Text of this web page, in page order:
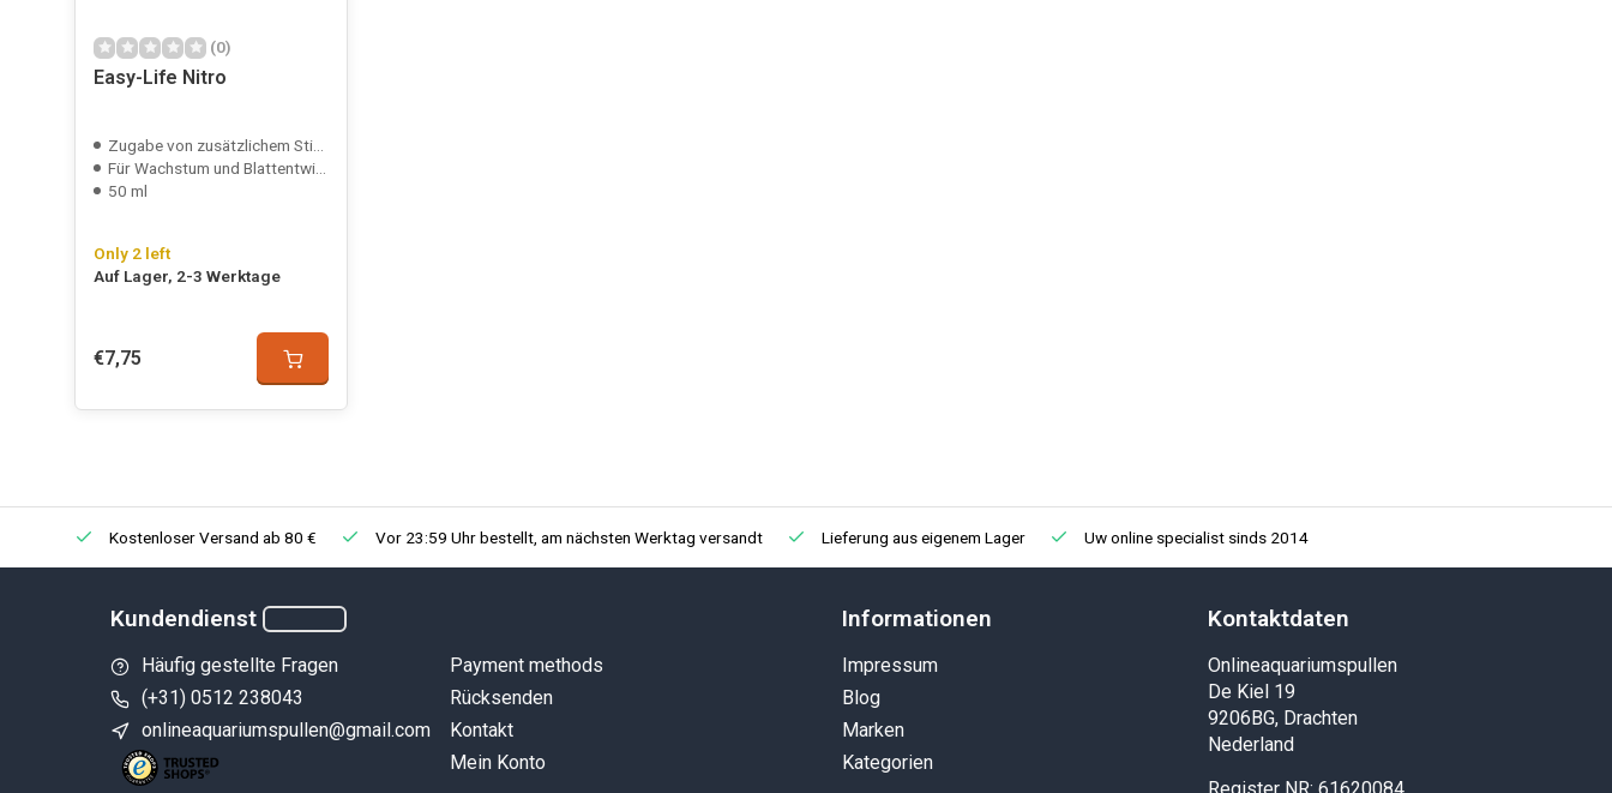
(0)
Easy-Life Nitro
Zugabe von zusätzlichem Stickstoff
Für Wachstum und Blattentwicklung
50 ml
Only 2 left
Auf Lager, 2-3 Werktage
€7,75
Kostenloser Versand ab 80 € Vor 23:59 Uhr bestellt, am nächsten Werktag versandt Lieferung aus eigenem Lager Uw online specialist sinds 2014
Kundendienst
Häufig gestellte Fragen
(+31) 0512 238043
onlineaquariumspullen@gmail.com
Payment methods
Rücksenden
Kontakt
Mein Konto
Informationen
Impressum
Blog
Marken
Kategorien
Kontaktdaten
Onlineaquariumspullen
De Kiel 19
9206BG, Drachten
Nederland